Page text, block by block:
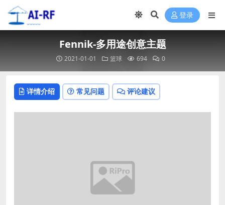
登录
Fennik-多用途创意主题
2021-01-01 篮球 694 0
详情介绍 常见问题 评论建议